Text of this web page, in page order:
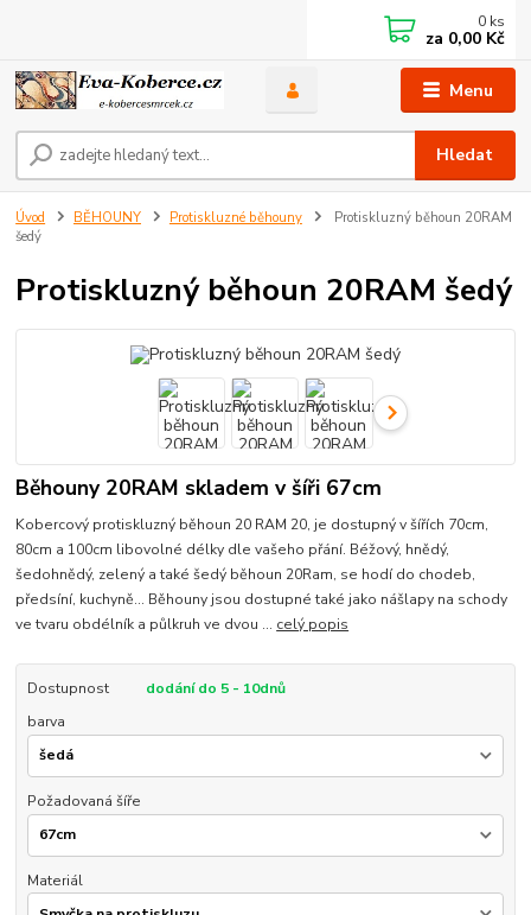
Menu
Hledat
0 ks
za 0,00 Kč
Úvod BĚHOUNY Protiskluzné běhouny
Protiskluzný běhoun 20RAM
šedý
Protiskluzný běhoun 20RAM šedý
Běhouny 20RAM skladem v šíři 67cm
Kobercový protiskluzný běhoun 20 RAM 20, je dostupný v šířích 70cm,
80cm a 100cm libovolné délky dle vašeho přání. Béžový, hnědý,
šedohnědý, zelený a také šedý běhoun 20Ram, se hodí do chodeb,
předsíní, kuchyně... Běhouny jsou dostupné také jako nášlapy na schody
ve tvaru obdélník a půlkruh ve dvou ... celý popis
Dostupnost
dodání do 5 - 10dnů
barva
Požadovaná šíře
Materiál